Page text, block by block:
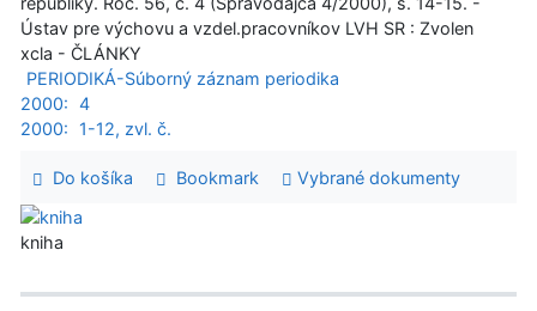
Ústav pre výchovu a vzdel.pracovníkov LVH SR : Zvolen
xcla - ČLÁNKY
PERIODIKÁ-Súborný záznam periodika
2000: 4
2000:
1-12, zvl. č.
Do košíka Bookmark Vybrané dokumenty
kniha